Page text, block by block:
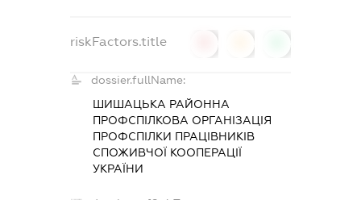
riskFactors.title
dossier.fullName:
ШИШАЦЬКА РАЙОННА
ПРОФСПІЛКОВА ОРГАНІЗАЦІЯ
ПРОФСПІЛКИ ПРАЦІВНИКІВ
СПОЖИВЧОЇ КООПЕРАЦІЇ
УКРАЇНИ